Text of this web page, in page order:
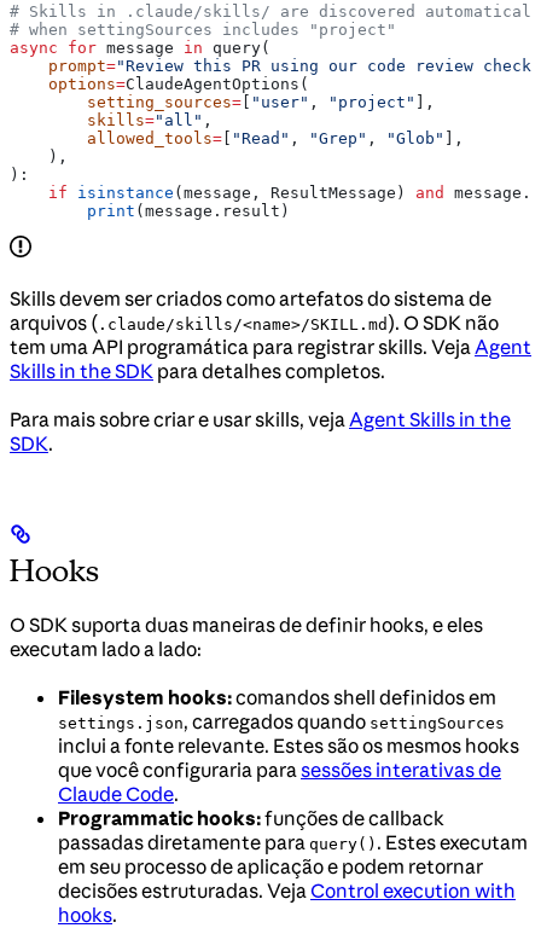
# Skills in .claude/skills/ are discovered
# when settingSources includes "project"
async for message in query(
    prompt
="Review this PR using our code review
    options
=ClaudeAgentOptions(
        setting_sources
= [ "user" , "project" ],
        skills
="all" ,
        allowed_tools
= [ "Read" , "Grep" , "Glob" ],
    ),
):
    if
isinstance (message, ResultMessage) and
        print
(message.result)
Skills devem ser criados como artefatos do sistema de
arquivos ( .claude/skills/<name>/SKILL.md ). O SDK não
tem uma API programática para registrar skills. Veja Agent
Skills in the SDK para detalhes completos.
Para mais sobre criar e usar skills, veja Agent Skills in the
SDK.
Hooks
O SDK suporta duas maneiras de definir hooks, e eles
executam lado a lado:
Filesystem hooks:comandos shell definidos em
settings.json, carregados quando settingSources
inclui a fonte relevante. Estes são os mesmos hooks
que você configuraria para sessões interativas de
Claude Code.
Programmatic hooks:funções de callback
passadas diretamente para query() . Estes executam
em seu processo de aplicação e podem retornar
decisões estruturadas. Veja Control execution with
hooks.